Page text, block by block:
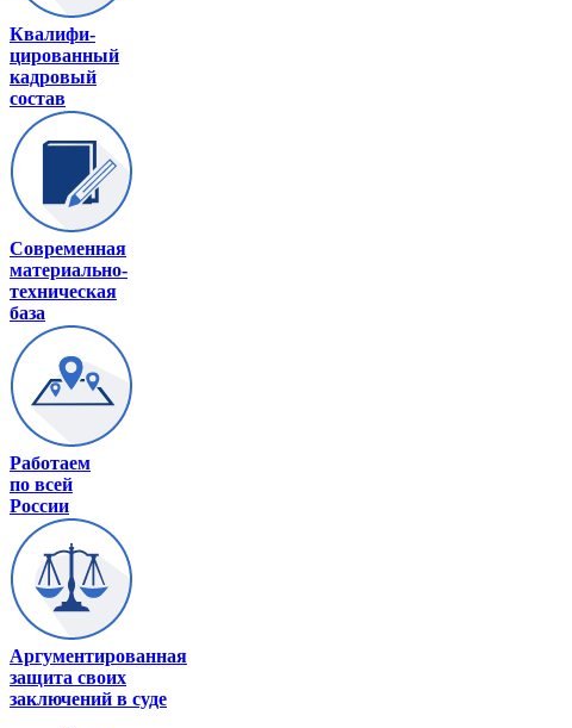
Квалифи-
цированный
кадровый
состав
Современная
материально-
техническая
база
Работаем
по всей
России
Аргументированная
защита своих
заключений в суде